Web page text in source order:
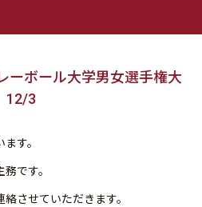
ーボール大学男女選手権大
3
す。
です。
させていただきます。